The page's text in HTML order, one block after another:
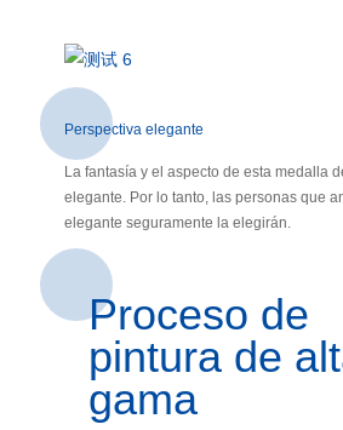
Perspectiva elegante
La fantasía y el aspecto de esta medalla
elegante. Por lo tanto, las personas que
elegante seguramente la elegirán.
Proceso de
pintura de
gama